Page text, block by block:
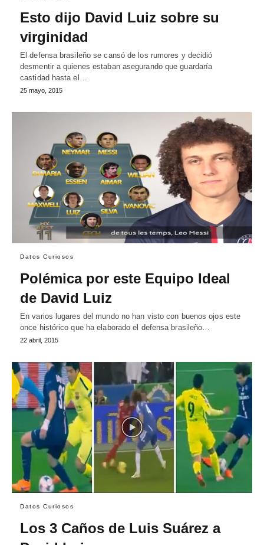
Esto dijo David Luiz sobre su
virginidad
El defensa brasileño se cansó de los rumores y decidió
desmentir a quienes estaban asegurando que guardaría
castidad hasta el…
25 mayo, 2015
Datos Curiosos
Polémica por este Equipo Ideal
de David Luiz
En varios lugares del mundo no han visto con buenos ojos este
once histórico que ha elaborado el defensa brasileño…
22 abril, 2015
Datos Curiosos
Los 3 Caños de Luis Suárez a